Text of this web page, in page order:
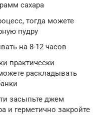
сахара
тогда можете
пудру
на 8-12 часов
практически
раскладывать
засыпьте джем
и герметично закройте